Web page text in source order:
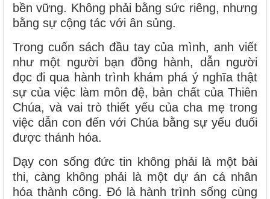
bền vững. Không phải bằng sức riêng, nhưng
bằng sự cộng tác với ân sủng.
Trong cuốn sách đầu tay của mình, anh viết
như một người bạn đồng hành, dẫn người
đọc đi qua hành trình khám phá ý nghĩa thật
sự của việc làm môn đệ, bản chất của Thiên
Chúa, và vai trò thiết yếu của cha mẹ trong
việc dẫn con đến với Chúa bằng sự yếu đuối
được thánh hóa.
Dạy con sống đức tin không phải là một bài
thi, càng không phải là một dự án cá nhân
hóa thành công. Đó là hành trình sống cùng